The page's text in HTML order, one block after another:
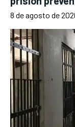
8 de agosto de